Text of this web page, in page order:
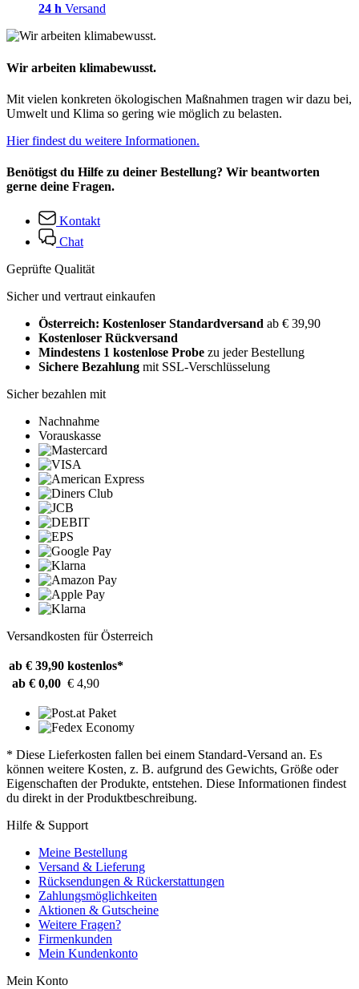
24 h Versand
Wir arbeiten klimabewusst.
Mit vielen konkreten ökologischen Maßnahmen tragen wir dazu bei,
Umwelt und Klima so gering wie möglich zu belasten.
Hier findest du weitere Informationen.
Benötigst du Hilfe zu deiner Bestellung? Wir beantworten
gerne deine Fragen.
Kontakt
Chat
Geprüfte Qualität
Sicher und vertraut einkaufen
Österreich: Kostenloser Standardversand ab € 39,90
Kostenloser Rückversand
Mindestens 1 kostenlose Probe zu jeder Bestellung
Sichere Bezahlung mit SSL-Verschlüsselung
Sicher bezahlen mit
Nachnahme
Vorauskasse
Versandkosten für Österreich
ab € 39,90 kostenlos*
ab € 0,00 € 4,90
* Diese Lieferkosten fallen bei einem Standard-Versand an. Es
können weitere Kosten, z. B. aufgrund des Gewichts, Größe oder
Eigenschaften der Produkte, entstehen. Diese Informationen findest
du direkt in der Produktbeschreibung.
Hilfe & Support
Meine Bestellung
Versand & Lieferung
Rücksendungen & Rückerstattungen
Zahlungsmöglichkeiten
Aktionen & Gutscheine
Weitere Fragen?
Firmenkunden
Mein Kundenkonto
Mein Konto